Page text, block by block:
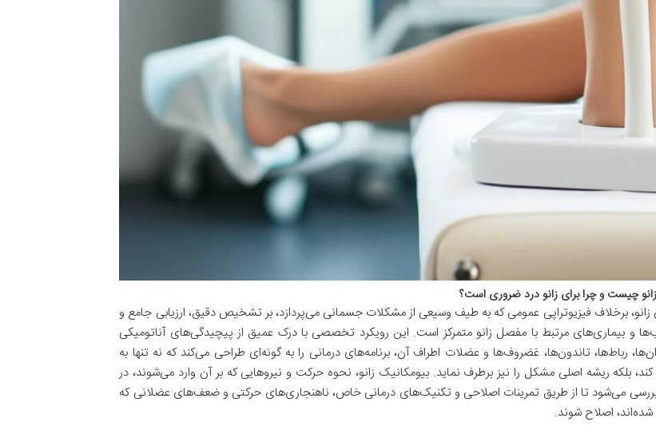
چیست و چرا برای زانو درد ضروری است؟
برخلاف فیزیوتراپی عمومی که به طیف وسیعی از مشکلات جسمانی می‌پردازد، بر تشخیص دقیق، ارزیابی جامع و
و بیماری‌های مرتبط با مفصل زانو متمرکز است. این رویکرد تخصصی با درک عمیق از پیچیدگی‌های آناتومیکی
رباط‌ها، تاندون‌ها، غضروف‌ها و عضلات اطراف آن، برنامه‌های درمانی را به گونه‌ای طراحی می‌کند که نه تنها به
بلکه ریشه اصلی مشکل را نیز برطرف نماید. بیومکانیک زانو، نحوه حرکت و نیروهایی که بر آن وارد می‌شوند، در
می‌شود تا از طریق تمرینات اصلاحی و تکنیک‌های درمانی خاص، ناهنجاری‌های حرکتی و ضعف‌های عضلانی که
اصلاح شوند.